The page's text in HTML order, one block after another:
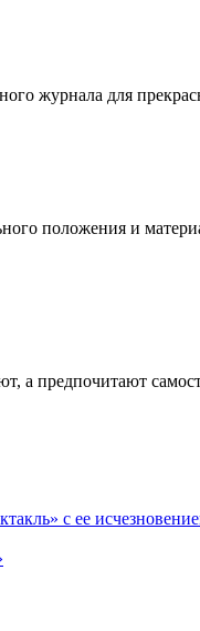
журнала для
положения и
а предпочитают
с ее